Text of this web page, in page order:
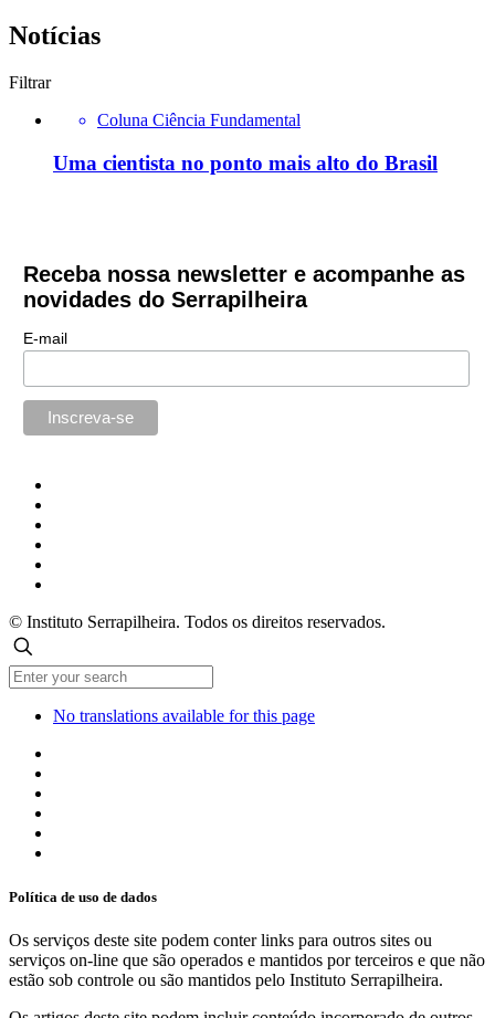
Notícias
Filtrar
Coluna Ciência Fundamental
Uma cientista no ponto mais alto do Brasil
Receba nossa newsletter e acompanhe as
novidades do Serrapilheira
E-mail
© Instituto Serrapilheira. Todos os direitos reservados.
No translations available for this page
Política de uso de dados
Os serviços deste site podem conter links para outros sites ou
serviços on-line que são operados e mantidos por terceiros e que não
estão sob controle ou são mantidos pelo Instituto Serrapilheira.